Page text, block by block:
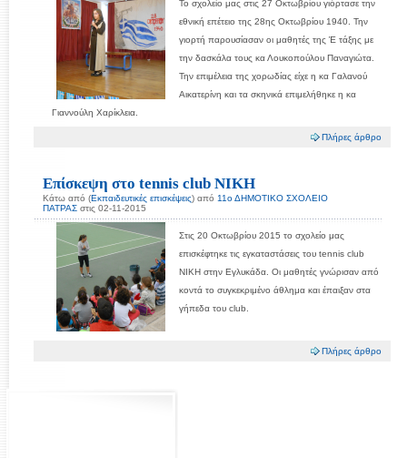
Το σχολείο μας στις 27 Οκτωβρίου γιόρτασε την
εθνική επέτειο της 28ης Οκτωβρίου 1940. Την
γιορτή παρουσίασαν οι μαθητές της Έ τάξης με
την δασκάλα τους κα Λουκοπούλου Παναγιώτα.
Την επιμέλεια της χορωδίας είχε η κα Γαλανού
Αικατερίνη και τα σκηνικά επιμελήθηκε η κα
Γιαννούλη Χαρίκλεια.
Πλήρες άρθρο
Επίσκεψη στο tennis club ΝΙΚΗ
Κάτω από (Εκπαιδευτικές επισκέψεις) από 11ο ΔΗΜΟΤΙΚΟ ΣΧΟΛΕΙΟ
ΠΑΤΡΑΣ στις 02-11-2015
Στις 20 Οκτωβρίου 2015 το σχολείο μας
επισκέφτηκε τις εγκαταστάσεις του tennis club
NIKH στην Εγλυκάδα. Οι μαθητές γνώρισαν από
κοντά το συγκεκριμένο άθλημα και έπαιξαν στα
γήπεδα του club.
Πλήρες άρθρο